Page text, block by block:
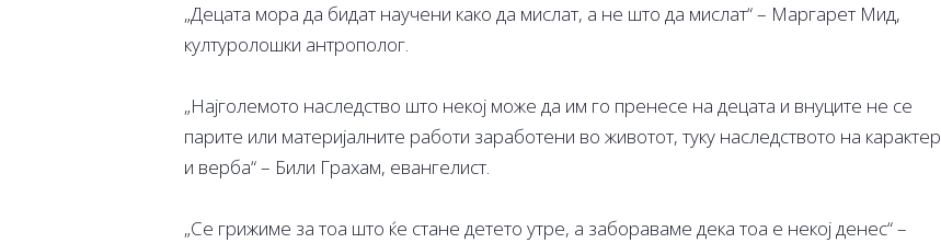
„Децата мора да бидат научени како да мислат, а не што да мислат“ – Маргарет Мид,
културолошки антрополог.
„Најголемото наследство што некој може да им го пренесе на децата и внуците не се
парите или материјалните работи заработени во животот, туку наследството на карактер
и верба“ – Били Грахам, евангелист.
„Се грижиме за тоа што ќе стане детето утре, а забораваме дека тоа е некој денес“ –